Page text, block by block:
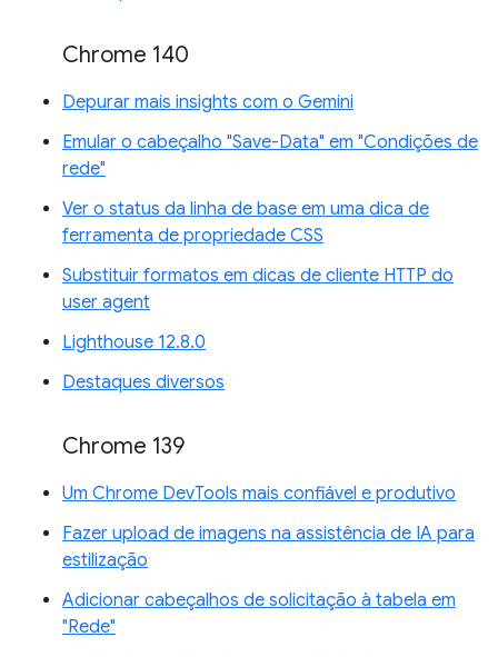
Chrome 140
Depurar mais insights com o Gemini
Emular o cabeçalho "Save-Data" em "Condições de
rede"
Ver o status da linha de base em uma dica de
ferramenta de propriedade CSS
Substituir formatos em dicas de cliente HTTP do
user agent
Lighthouse 12.8.0
Destaques diversos
Chrome 139
Um Chrome DevTools mais confiável e produtivo
Fazer upload de imagens na assistência de IA para
estilização
Adicionar cabeçalhos de solicitação à tabela em
"Rede"